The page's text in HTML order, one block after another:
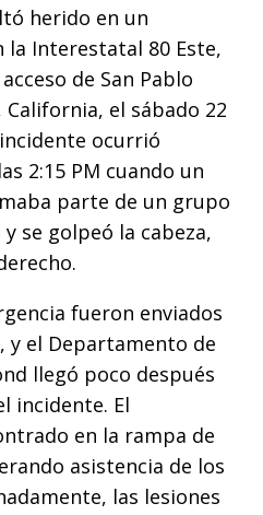
herido en un
Interestatal 80 Este,
de San Pablo
California, el sábado 22
ocurrió
2:15 PM cuando un
parte de un grupo
se golpeó la cabeza,
fueron enviados
y el Departamento de
llegó poco después
incidente. El
en la rampa de
asistencia de los
las lesiones